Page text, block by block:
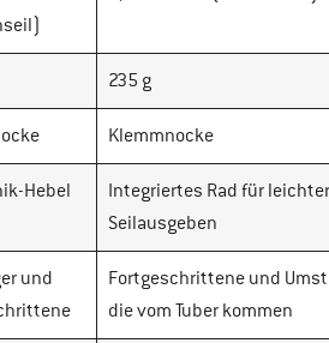
235 g
Klemmnocke
Hebel
Integriertes Rad für
Seilausgeben
und
Fortgeschrittene und
die vom Tuber kommen